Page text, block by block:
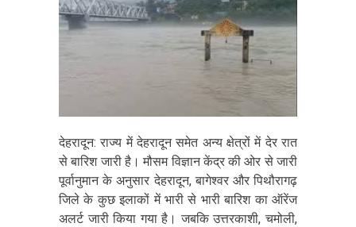
देहरादून: राज्य में देहरादून समेत अन्य क्षेत्रों में देर रात
से बारिश जारी है। मौसम विज्ञान केंद्र की ओर से जारी
पूर्वानुमान के अनुसार देहरादून, बागेश्वर और पिथौरागढ़
जिले के कुछ इलाकों में भारी से भारी बारिश का ऑरेंज
अलर्ट जारी किया गया है। जबकि उत्तरकाशी, चमोली,